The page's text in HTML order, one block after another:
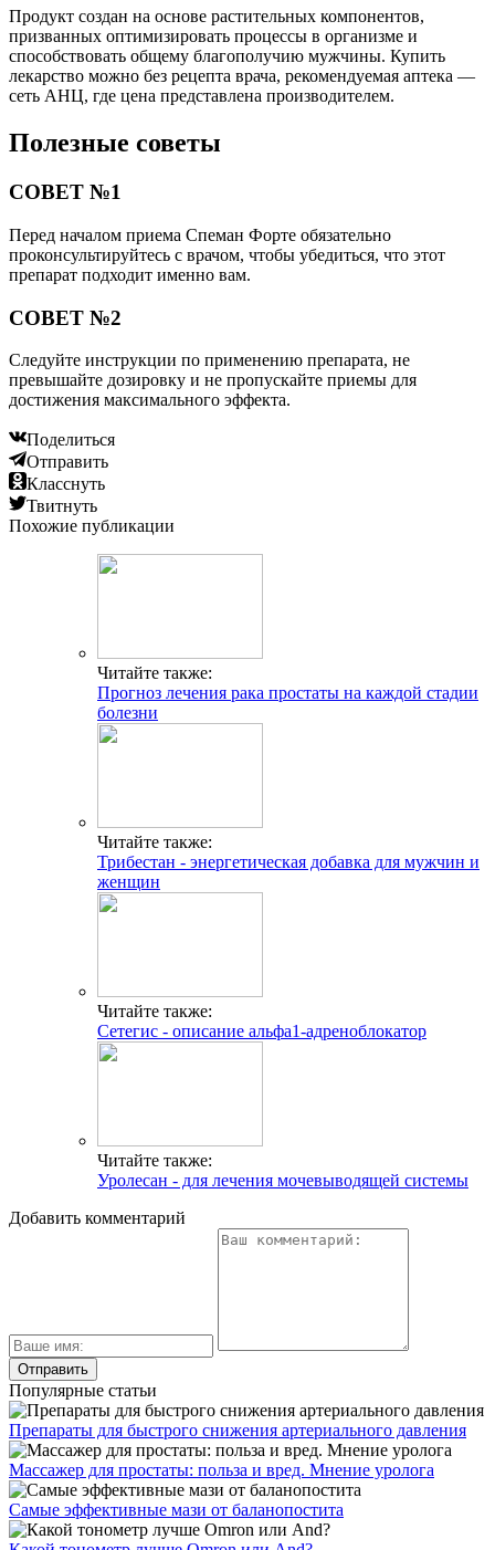
Продукт создан на основе растительных компонентов,
призванных оптимизировать процессы в организме и
способствовать общему благополучию мужчины. Купить
лекарство можно без рецепта врача, рекомендуемая аптека —
сеть АНЦ, где цена представлена производителем.
Полезные советы
СОВЕТ №1
Перед началом приема Спеман Форте обязательно
проконсультируйтесь с врачом, чтобы убедиться, что этот
препарат подходит именно вам.
СОВЕТ №2
Следуйте инструкции по применению препарата, не
превышайте дозировку и не пропускайте приемы для
достижения максимального эффекта.
Поделиться
Отправить
Класснуть
Твитнуть
Похожие публикации
Читайте также:
Прогноз лечения рака простаты на каждой стадии
болезни
Читайте также:
Трибестан - энергетическая добавка для мужчин и
женщин
Читайте также:
Сетегис - описание альфа1-адреноблокатор
Читайте также:
Уролесан - для лечения мочевыводящей системы
Добавить комментарий
Популярные статьи
Препараты для быстрого снижения артериального давления
Массажер для простаты: польза и вред. Мнение уролога
Самые эффективные мази от баланопостита